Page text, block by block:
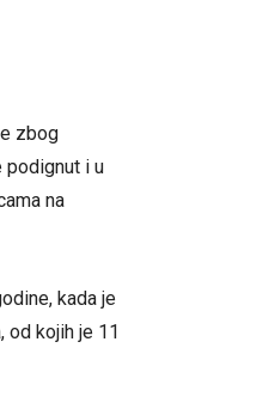
zbog
podignut i u
na
kada je
od kojih je 11